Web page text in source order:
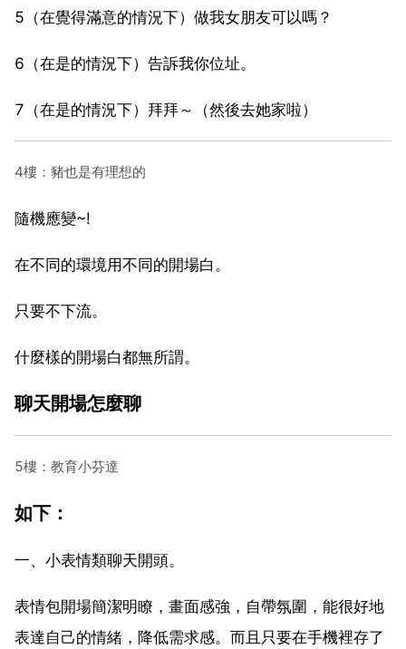
5（在覺得滿意的情況下）做我女朋友可以嗎？
6（在是的情況下）告訴我你位址。
7（在是的情況下）拜拜～（然後去她家啦）
4樓：豬也是有理想的
隨機應變~!
在不同的環境用不同的開場白。
只要不下流。
什麼樣的開場白都無所謂。
聊天開場怎麼聊
5樓：教育小芬達
如下：
一、小表情類聊天開頭。
表情包開場簡潔明瞭，畫面感強，自帶氛圍，能很好地
表達自己的情緒，降低需求感。而且只要在手機裡存了